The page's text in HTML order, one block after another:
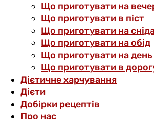
Що приготувати на
Що приготувати в піст
Що приготувати на
Що приготувати на обід
Що приготувати на
Що приготувати в
Дієтичне харчування
Дієти
Добірки рецептів
Про нас